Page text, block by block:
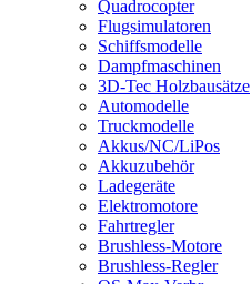
Quadrocopter
Flugsimulatoren
Schiffsmodelle
Dampfmaschinen
3D-Tec Holzbausätze
Automodelle
Truckmodelle
Akkus/NC/LiPos
Akkuzubehör
Ladegeräte
Elektromotore
Fahrtregler
Brushless-Motore
Brushless-Regler